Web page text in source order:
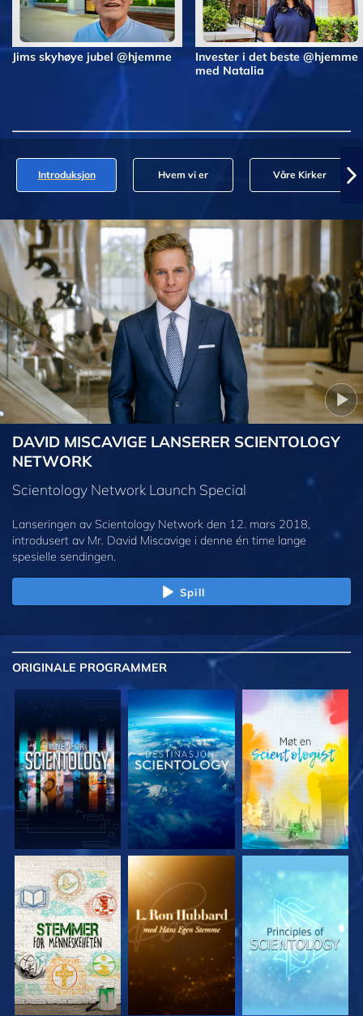
Jims skyhøye jubel @hjemme
Invester i det beste @hjemme
med Natalia
Introduksjon Hvem vi er Våre Kirker
DAVID MISCAVIGE LANSERER SCIENTOLOGY
NETWORK
Scientology Network Launch Special
Lanseringen av Scientology Network den 12. mars 2018,
introdusert av Mr. David Miscavige i denne én time lange
spesielle sendingen.
Spill
ORIGINALE PROGRAMMER
UTFORSK SERIEN UTFORSK SERIEN UTFORSK SERIEN